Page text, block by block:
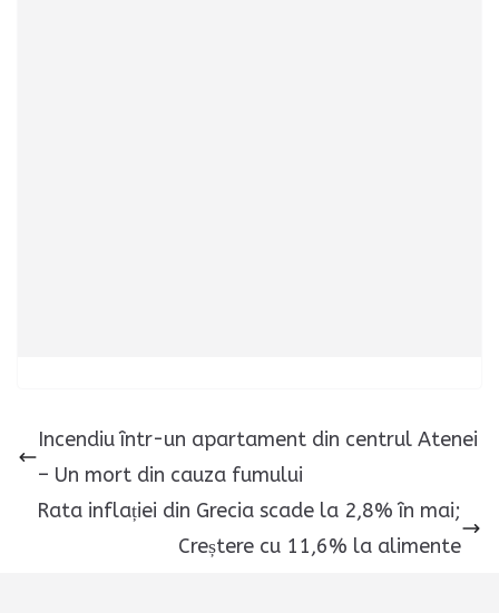
Incendiu într-un apartament din centrul Atenei
– Un mort din cauza fumului
Rata inflației din Grecia scade la 2,8% în mai;
Creștere cu 11,6% la alimente